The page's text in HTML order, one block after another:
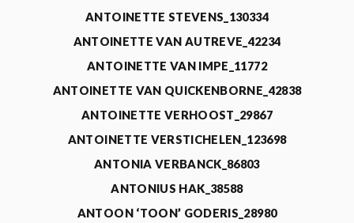
ANTOINETTE STEVENS_130334
ANTOINETTE VAN AUTREVE_42234
ANTOINETTE VAN IMPE_11772
ANTOINETTE VAN QUICKENBORNE_42838
ANTOINETTE VERHOOST_29867
ANTOINETTE VERSTICHELEN_123698
ANTONIA VERBANCK_86803
ANTONIUS HAK_38588
ANTOON ‘TOON’ GODERIS_28980